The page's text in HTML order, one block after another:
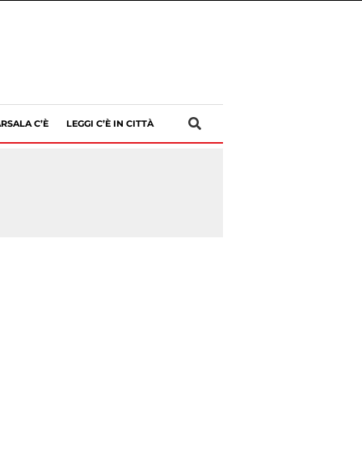
C’È LEGGI C’È IN CITTÀ